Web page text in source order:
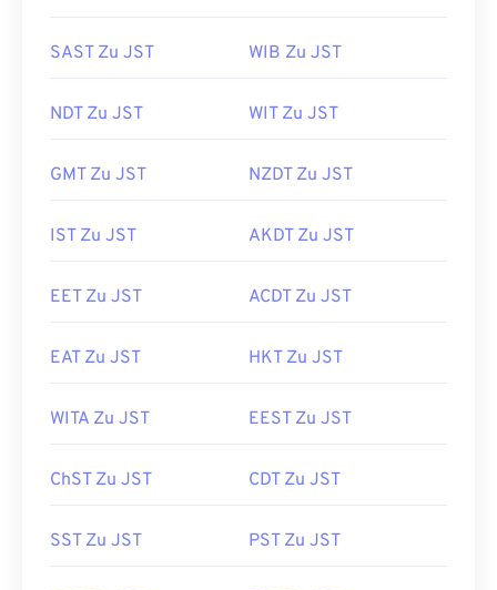
SAST Zu JST WIB Zu JST
NDT Zu JST WIT Zu JST
GMT Zu JST NZDT Zu JST
IST Zu JST AKDT Zu JST
EET Zu JST ACDT Zu JST
EAT Zu JST HKT Zu JST
WITA Zu JST EEST Zu JST
ChST Zu JST CDT Zu JST
SST Zu JST PST Zu JST